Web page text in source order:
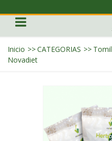
Inicio >>CATEGORIAS >>
Novadiet